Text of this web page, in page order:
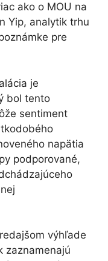
ako o MOU na
Yip, analytik trhu
pre
je
bol tento
sentiment
napätia
podporované,
výhľade
zaznamenajú